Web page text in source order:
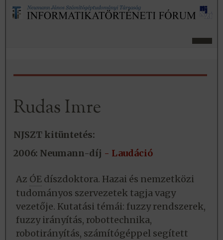
Rudas Imre
NJSZT kitüntetés:
2006: Neumann-díj - Laudáció
Az ÓE díszdoktora. Hazai és nemzetközi
tudományos szervezetek tagja vagy
vezetője. Kutatási témái: fuzzy rendszerek,
fuzzy irányítás, robottechnika,
robotirányítás, számítógéppel segített